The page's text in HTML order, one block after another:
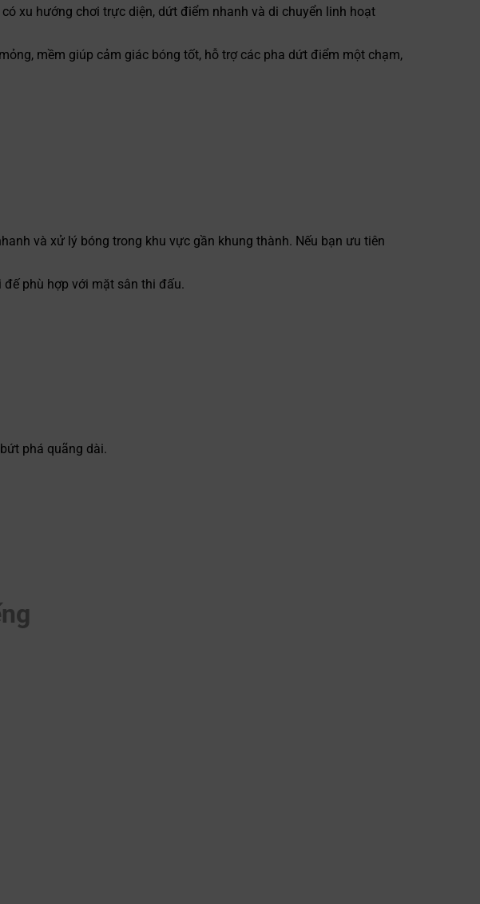
xu hướng chơi trực diện, dứt điểm nhanh và di chuyển linh hoạt
mềm giúp cảm giác bóng tốt, hỗ trợ các pha dứt điểm một chạm,
và xử lý bóng trong khu vực gần khung thành. Nếu bạn ưu tiên
phù hợp với mặt sân thi đấu.
phá quãng dài.